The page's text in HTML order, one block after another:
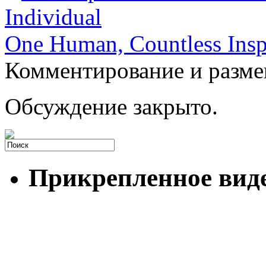
Individual
One Human, Countless
Комментирование и
Обсуждение закрыто.
Прикрепленное